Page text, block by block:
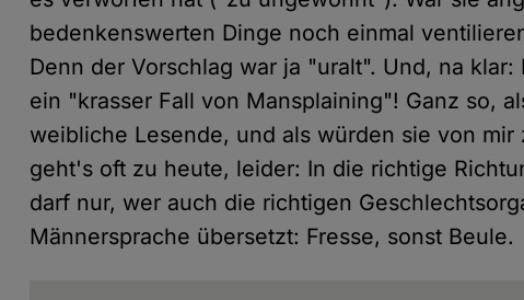
bedenkenswerten Dinge noch einmal
Denn der Vorschlag war ja "uralt". Und, na
ein "krasser Fall von Mansplaining"! Ganz so,
weibliche Lesende, und als würden sie von
geht's oft zu heute, leider: In die richtige
darf nur, wer auch die richtigen
Männersprache übersetzt: Fresse, sonst Beule.